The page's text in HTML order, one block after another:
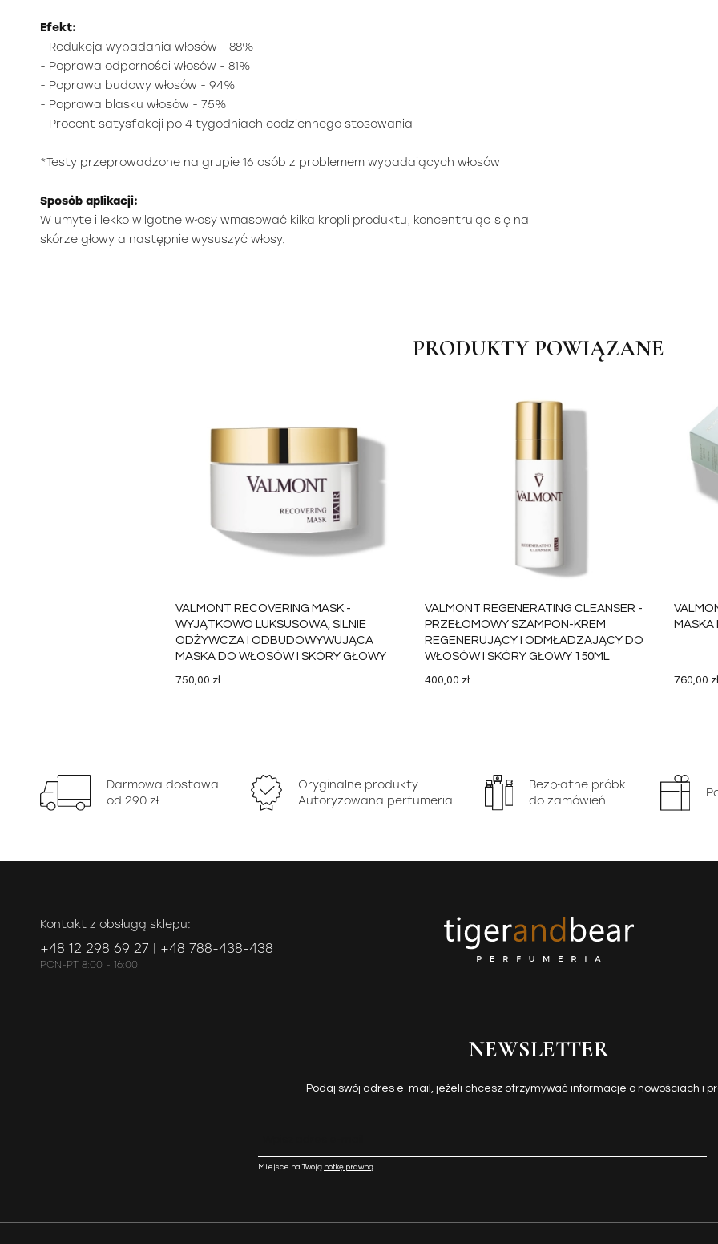
Efekt:
- Redukcja wypadania włosów - 88%
- Poprawa odporności włosów - 81%
- Poprawa budowy włosów - 94%
- Poprawa blasku włosów - 75%
- Procent satysfakcji po 4 tygodniach codziennego stosowania
*Testy przeprowadzone na grupie 16 osób z problemem wypadających włosów
Sposób aplikacji:
W umyte i lekko wilgotne włosy wmasować kilka kropli produktu, koncentrując się na
skórze głowy a następnie wysuszyć włosy.
PRODUKTY POWIĄZANE
VALMONT RECOVERING MASK -
WYJĄTKOWO LUKSUSOWA, SILNIE
ODŻYWCZA I ODBUDOWYWUJĄCA
MASKA DO WŁOSÓW I SKÓRY GŁOWY
750,00 zł
VALMONT REGENERATING CLEANSER -
PRZEŁOMOWY SZAMPON-KREM
REGENERUJĄCY I ODMŁADZAJĄCY DO
WŁOSÓW I SKÓRY GŁOWY 150ML
400,00 zł
MASKA
760,00 zł
Darmowa dostawa
od 290 zł
Oryginalne produkty
Autoryzowana perfumeria
Bezpłatne próbki
do zamówień
Kontakt z obsługą sklepu:
+48 12 298 69 27 | +48 788-438-438
PON-PT 8:00 - 16:00
NEWSLETTER
Podaj swój adres e-mail, jeżeli chcesz otrzymywać informacje o nowościach i
Miejsce na Twoją notkę prawną